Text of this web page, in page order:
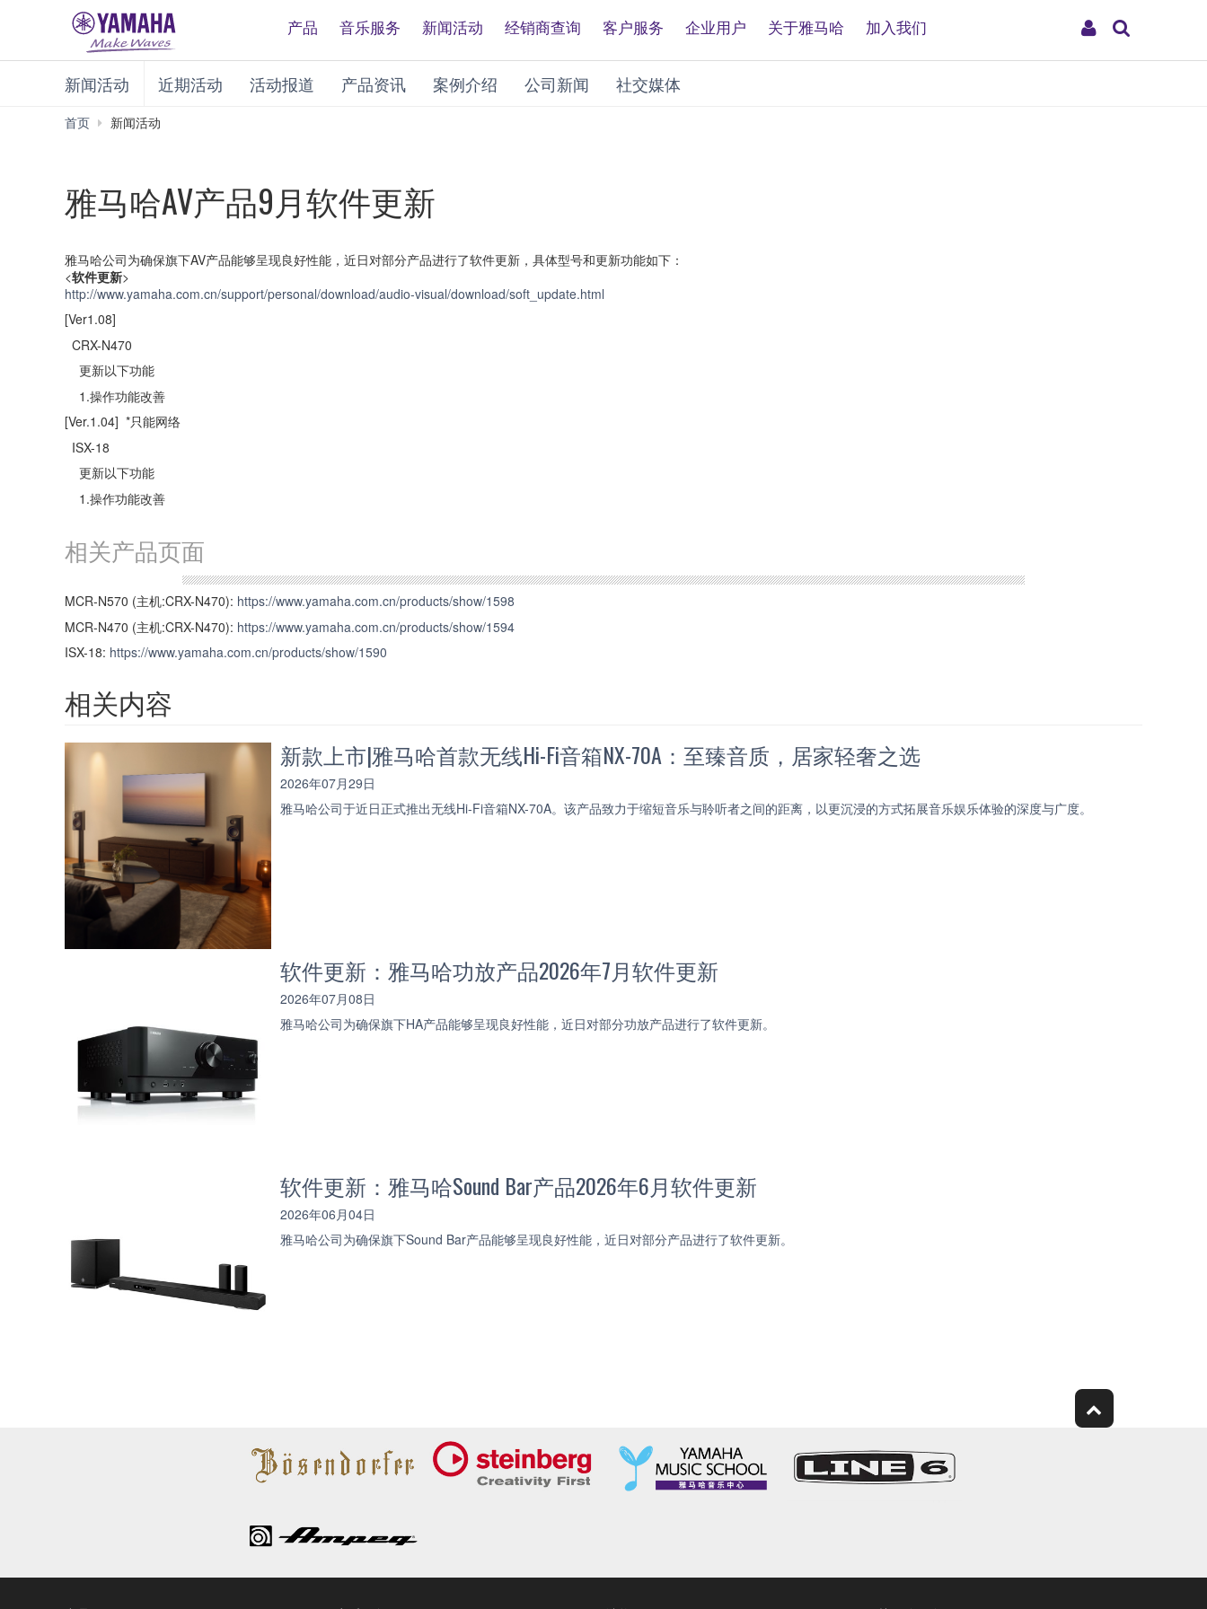
My
产品 音乐服务 新闻活动 经销商查询 客户服务 企业用户 关于雅马哈 加入我们
新闻活动 近期活动 活动报道 产品资讯 案例介绍 公司新闻 社交媒体
首页 新闻活动
雅马哈AV产品9月软件更新
雅马哈公司为确保旗下AV产品能够呈现良好性能，近日对部分产品进行了软件更新，具体型号和更新功能如下：
<软件更新>
http://www.yamaha.com.cn/support/personal/download/audio-visual/download/soft_update.html
[Ver1.08]
CRX-N470
更新以下功能
1.操作功能改善
[Ver.1.04] *只能网络
ISX-18
更新以下功能
1.操作功能改善
相关产品页面
MCR-N570 (主机:CRX-N470): https://www.yamaha.com.cn/products/show/1598
MCR-N470 (主机:CRX-N470): https://www.yamaha.com.cn/products/show/1594
ISX-18: https://www.yamaha.com.cn/products/show/1590
相关内容
新款上市|雅马哈首款无线Hi-Fi音箱NX-70A：至臻音质，居家轻奢之选
2026年07月29日
雅马哈公司于近日正式推出无线Hi-Fi音箱NX-70A。该产品致力于缩短音乐与聆听者之间的距离，以更沉浸的方式拓展音乐娱乐体验的深度与广度。
软件更新：雅马哈功放产品2026年7月软件更新
2026年07月08日
雅马哈公司为确保旗下HA产品能够呈现良好性能，近日对部分功放产品进行了软件更新。
软件更新：雅马哈Sound Bar产品2026年6月软件更新
2026年06月04日
雅马哈公司为确保旗下Sound Bar产品能够呈现良好性能，近日对部分产品进行了软件更新。